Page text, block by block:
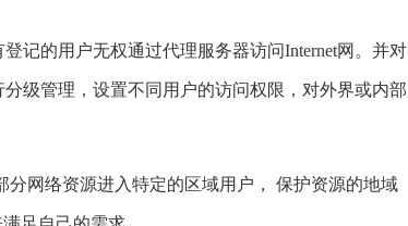
的用户无权通过代理服务器访问Internet网。并对
级管理，设置不同用户的访问权限，对外界或内部
网络资源进入特定的区域用户， 保护资源的地域